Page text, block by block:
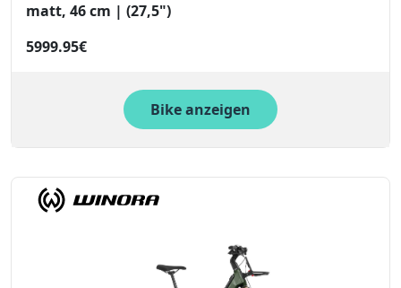
matt, 46 cm | (27,5")
5999.95€
Bike anzeigen